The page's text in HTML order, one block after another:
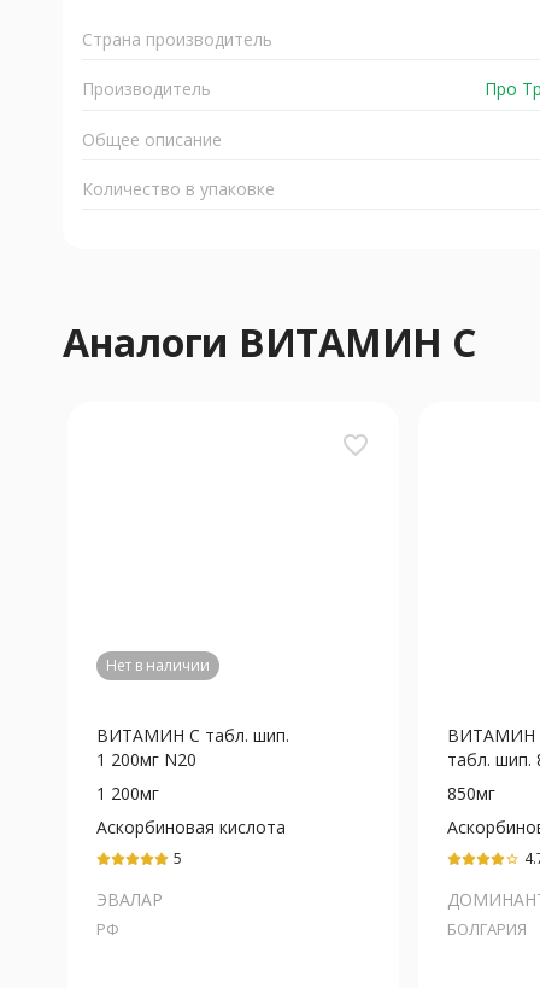
Страна производитель
Производитель Про
Общее описание
Количество в упаковке
Аналоги ВИТАМИН С
favorite_border
Нет в наличии
ВИТАМИН С табл. шип.
1 200мг N20
1 200мг
Аскорбиновая кислота
5
ЭВАЛАР
РФ
ВИТАМИН
табл. шип.
850мг
star_border
БОЛГАРИЯ